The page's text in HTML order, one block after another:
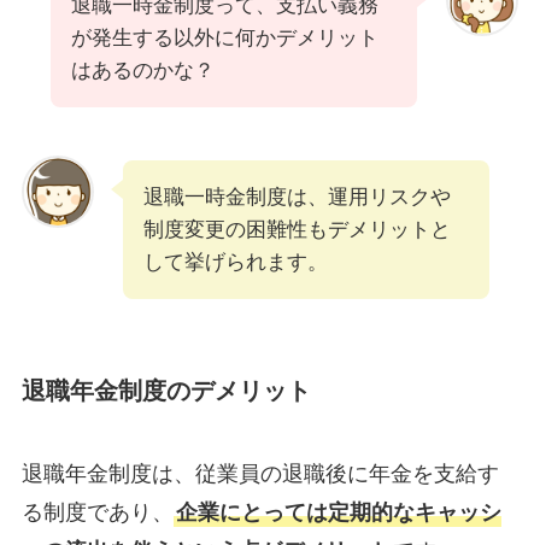
退職一時金制度って、支払い義務
が発生する以外に何かデメリット
はあるのかな？
退職一時金制度は、運用リスクや
制度変更の困難性もデメリットと
して挙げられます。
退職年金制度のデメリット
退職年金制度は、従業員の退職後に年金を支給す
る制度であり、 企業にとっては定期的なキャッシ